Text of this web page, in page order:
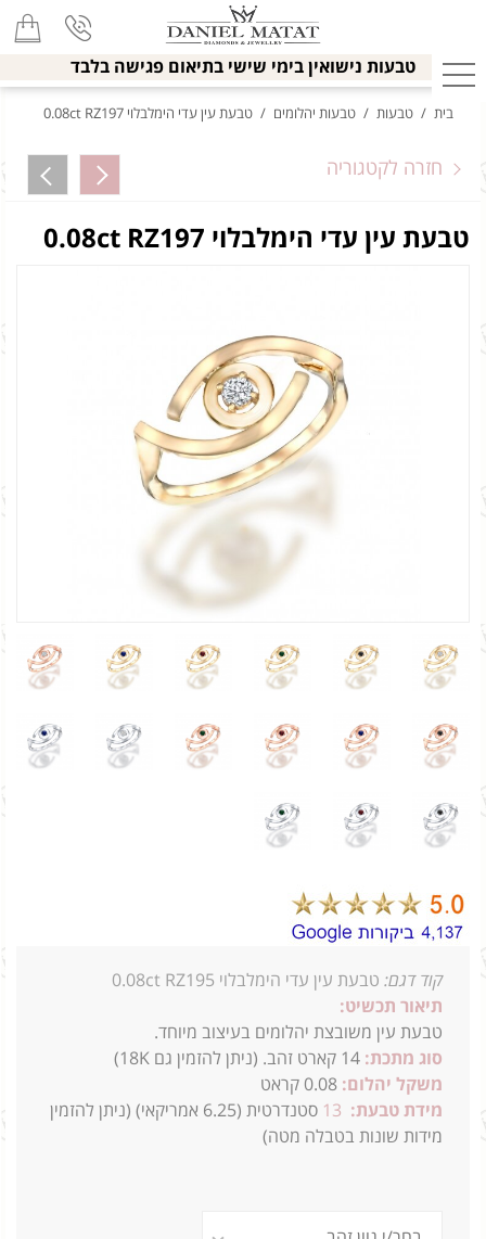
טבעות נישואין בימי שישי בתיאום פגישה בלבד
בית / טבעות / טבעות יהלומים / טבעת עין עדי הימלבלוי 0.08ct RZ197
חזרה לקטגוריה
טבעת עין עדי הימלבלוי 0.08ct RZ197
קוד דגם: טבעת עין עדי הימלבלוי 0.08ct RZ195
תיאור תכשיט:
טבעת עין משובצת יהלומים בעיצוב מיוחד.
סוג מתכת: 14 קארט זהב. (ניתן להזמין גם 18K)
משקל יהלום: 0.08 קראט
מידת טבעת: 13 סטנדרטית
(6.25 אמריקאי) (ניתן להזמין
מידות שונות בטבלה מטה)